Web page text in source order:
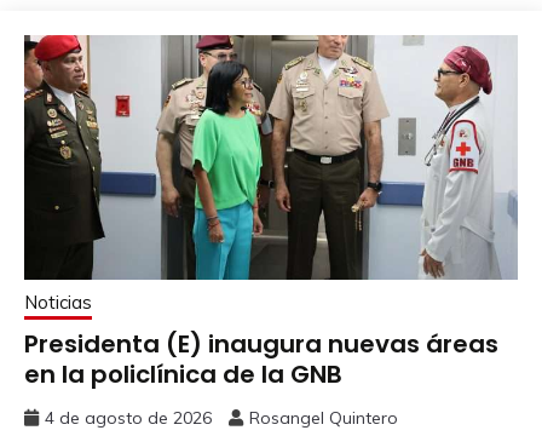
Noticias
Presidenta (E) inaugura nuevas áreas
en la policlínica de la GNB
4 de agosto de 2026 Rosangel Quintero